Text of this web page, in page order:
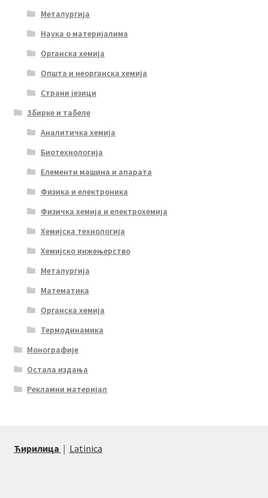
Металургија
Наука о материјалима
Органска хемија
Општа и неорганска хемија
Страни језици
Збирке и табеле
Аналитичка хемија
Биотехнологија
Елементи машина и апарата
Физика и електроника
Физичка хемија и електрохемија
Хемијска технологија
Хемијско инжењерство
Металургија
Математика
Органска хемија
Термодинамика
Монографије
Остала издања
Рекламни материјал
Ћирилица | Latinica